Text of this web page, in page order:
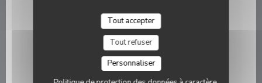
Tout accepter
Tout refuser
Personnaliser
22,00 EUR
Escalope de veau milanaise
Linguines sauce arrabianta